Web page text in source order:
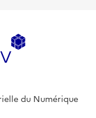
du Numérique